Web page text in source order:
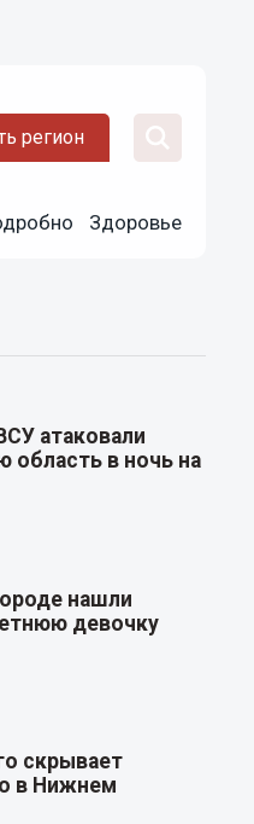
регион
Здоровье
атаковали
область в ночь на
нашли
девочку
скрывает
в Нижнем